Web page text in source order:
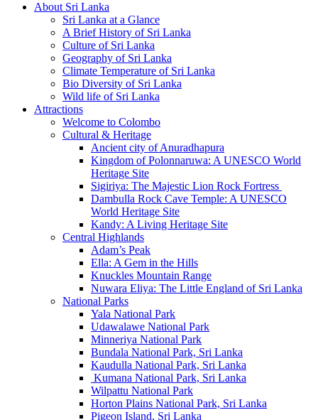
About Sri Lanka
Sri Lanka at a Glance
A Brief History of Sri Lanka
Culture of Sri Lanka
Geography of Sri Lanka
Climate Temperature of Sri Lanka
Bio Diversity of Sri Lanka
Wild life of Sri Lanka
Attractions
Welcome to Colombo
Cultural & Heritage
Ancient city of Anuradhapura
Kingdom of Polonnaruwa: A UNESCO World
Heritage Site
Sigiriya: The Majestic Lion Rock Fortress
Dambulla Rock Cave Temple: A UNESCO
World Heritage Site
Kandy: A Living Heritage Site
Central Highlands
Adam’s Peak
Ella: A Gem in the Hills
Knuckles Mountain Range
Nuwara Eliya: The Little England of Sri Lanka
National Parks
Yala National Park
Udawalawe National Park
Minneriya National Park
Bundala National Park, Sri Lanka
Kaudulla National Park, Sri Lanka
Kumana National Park, Sri Lanka
Wilpattu National Park
Horton Plains National Park, Sri Lanka
Pigeon Island, Sri Lanka